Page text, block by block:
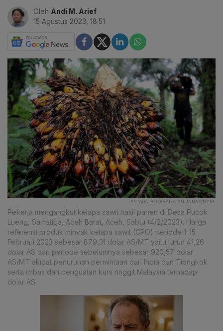
Oleh Andi M. Arief
15 Agustus 2023, 18:51
ANTARA FOTO/SYIFA YULINNAS/NYM.
Pekerja mengangkut kelapa sawit hasil panen di Desa Pucok
Lueng, Samatiga, Aceh Barat, Aceh, Sabtu (4/2/2023). Harga
referensi produk minyak kelapa sawit (CPO) periode 1-15
Februari 2023 sebesar 879,31 dolar AS/MT yaitu turun 41,26
dolar AS dari periode sebelumnya sebesar 920,57 dolar
AS/MT akibat penurunan permintaan dari India dan Tiongkok
serta imbas dari penguatan kurs ringgit Malaysia terhadap
dolar AS.